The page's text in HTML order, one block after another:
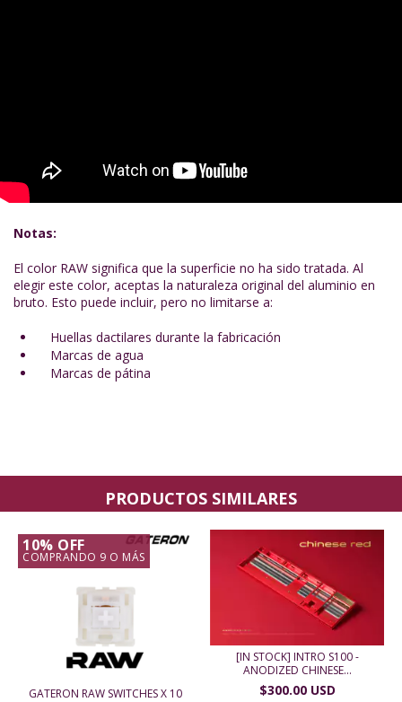
Notas:
El color RAW significa que la superficie no ha sido tratada. Al
elegir este color, aceptas la naturaleza original del aluminio en
bruto. Esto puede incluir, pero no limitarse a:
Huellas dactilares durante la fabricación
Marcas de agua
Marcas de pátina
PRODUCTOS SIMILARES
10% OFF
COMPRANDO 9 O MÁS
GATERON RAW SWITCHES X 10
[IN STOCK] INTRO S100 -
ANODIZED CHINESE...
$300.00 USD